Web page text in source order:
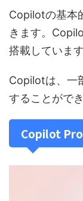
Copilotの基本
きます。
搭載しています
Copilotは、一
することがで
Copilot Pro